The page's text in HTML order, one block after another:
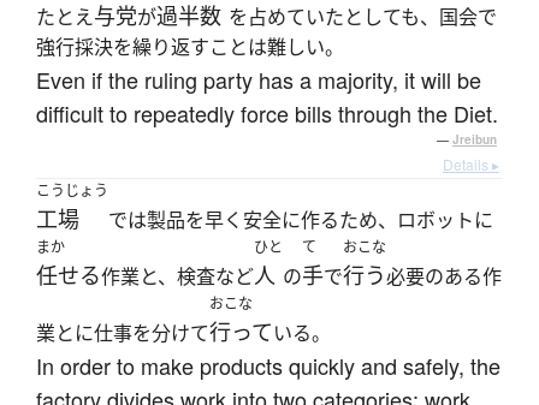
たとえ与党が過半数 を占めていたとしても、国会で
強行採決を繰り返すことは難しい。
Even if the ruling party has a majority, it will be
difficult to repeatedly force bills through the Diet.
— Jreibun
Details ▸
こうじょう
工場 では製品を早く安全に作るため、ロボットに
まか
任せる作業と、検査など
ひと
人 の
て
手で
おこな
行う必要のある作
業とに仕事を分けて
おこな
行っている。
In order to make products quickly and safely, the